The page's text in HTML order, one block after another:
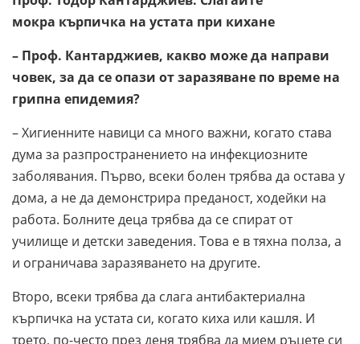
мокра кърпичка на устата при кихане
– Проф. Кантарджиев, какво може да направи
човек, за да се опази от заразяване по време на
грипна епидемия?
– Хигиенните навици са много важни, когато става
дума за разпространението на инфекциозните
заболявания. Първо, всеки болен трябва да остава у
дома, а не да демонстрира преданост, ходейки на
работа. Болните деца трябва да се спират от
училище и детски заведения. Това е в тяхна полза, а
и ограничава заразяването на другите.
Второ, всеки трябва да слага антибактериална
кърпичка на устата си, когато киха или кашля. И
трето, по-често през деня трябва да мием ръцете си